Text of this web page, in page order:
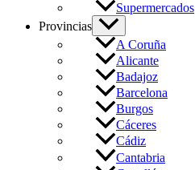
Supermercados
Provincias
A Coruña
Alicante
Badajoz
Barcelona
Burgos
Cáceres
Cádiz
Cantabria